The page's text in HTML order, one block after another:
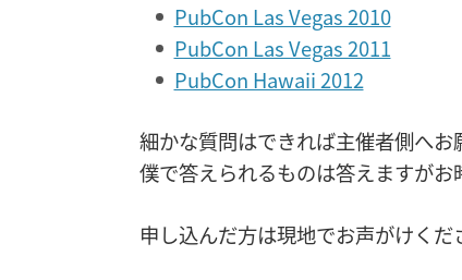
PubCon Las Vegas 2010
PubCon Las Vegas 2011
PubCon Hawaii 2012
細かな質問はできれば主催者側へお
僕で答えられるものは答えますがお
申し込んだ方は現地でお声がけくだ